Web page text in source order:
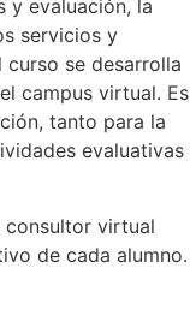
y evaluación, la
servicios y
curso se desarrolla
campus virtual. Es
tanto para la
evaluativas
consultor virtual
de cada alumno.